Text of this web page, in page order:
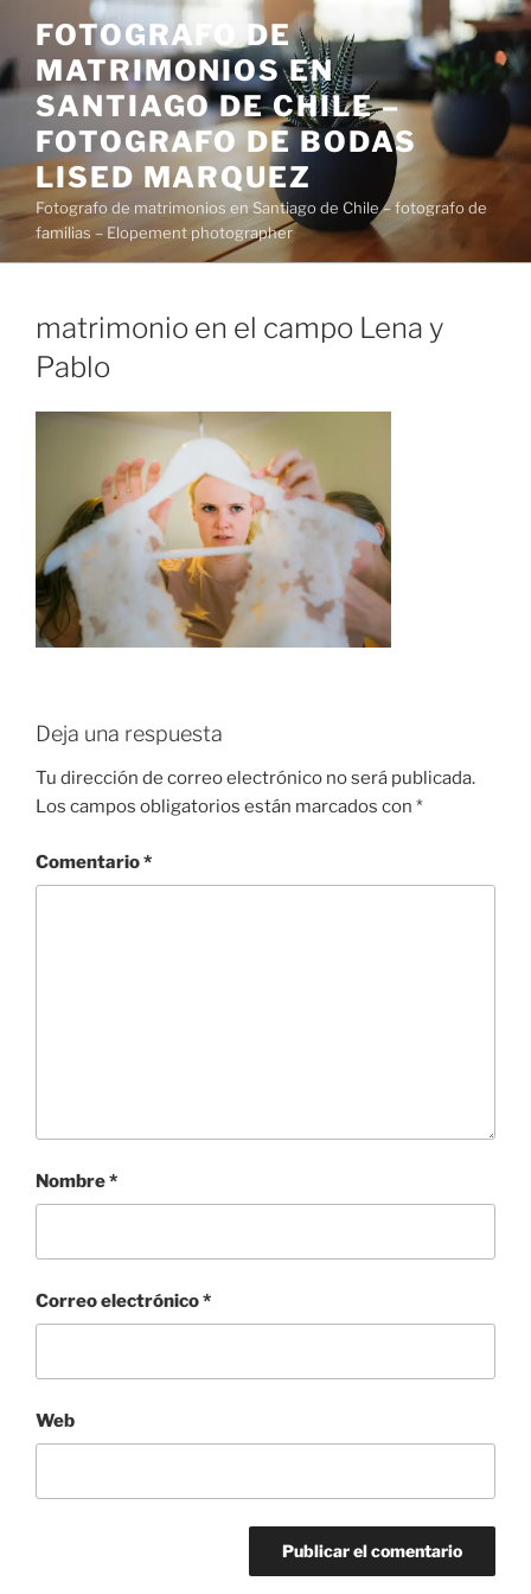
contenido
FOTOGRAFO DE
MATRIMONIOS EN
SANTIAGO DE CHILE –
FOTOGRAFO DE BODAS
LISED MARQUEZ
Fotografo de matrimonios en Santiago de Chile – fotografo de
familias – Elopement photographer
matrimonio en el campo Lena y
Pablo
Deja una respuesta
Tu dirección de correo electrónico no será publicada.
Los campos obligatorios están marcados con *
Comentario*
Nombre*
Correo electrónico*
Web